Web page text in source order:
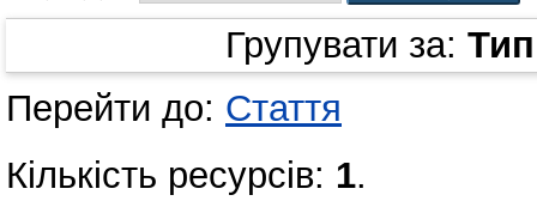
Групувати за:
Перейти до: Стаття
Кількість ресурсів: 1.